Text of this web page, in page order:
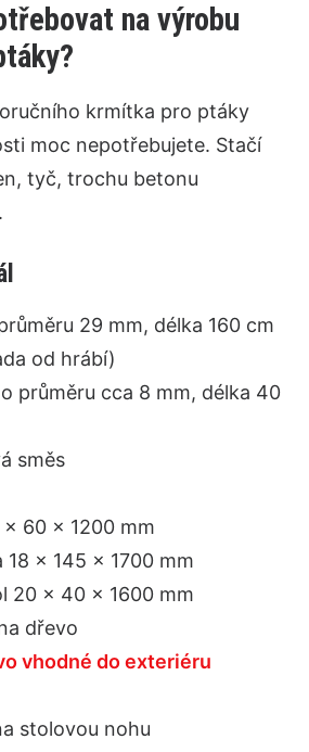
na výrobu
krmítka pro ptáky
moc nepotřebujete. Stačí
tyč, trochu betonu
29 mm, délka 160 cm
od hrábí)
průměru cca 8 mm, délka 40
směs
60 × 1200 mm
18 × 145 × 1700 mm
20 × 40 × 1600 mm
dřevo
vhodné do exteriéru
stolovou nohu